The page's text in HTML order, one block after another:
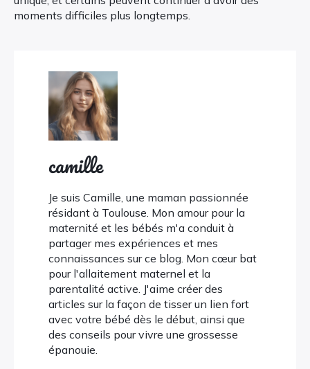
moments difficiles plus longtemps.
camille
Je suis Camille, une maman passionnée
résidant à Toulouse. Mon amour pour la
maternité et les bébés m'a conduit à
partager mes expériences et mes
connaissances sur ce blog. Mon cœur bat
pour l'allaitement maternel et la
parentalité active. J'aime créer des
articles sur la façon de tisser un lien fort
avec votre bébé dès le début, ainsi que
des conseils pour vivre une grossesse
épanouie.